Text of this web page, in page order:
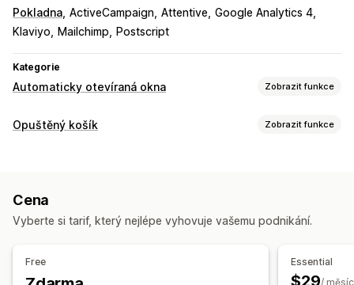
Pokladna ActiveCampaign Attentive Google Analytics 4
Klaviyo
Mailchimp Postscript
Kategorie
Automaticky otevíraná okna Zobrazit funkce
Typy automaticky otevíraných oken
Automaticky otevíraná okna košíku
Důvod opuštění stránky Slevy Roztočit kolo
Oznámení
Opuštěný košík Zobrazit funkce
Vyskakovací okna pro udělení souhlasu
Časově omezené nabídky Hry a soutěže
Cena
Vyberte si tarif, který nejlépe vyhovuje vašemu podnikání.
Free Essential
/ měsíc